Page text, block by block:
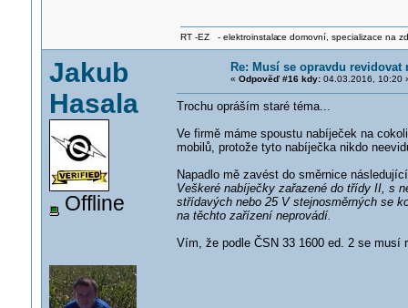
RT -EZ - elektroinstalace domovní, specializace na
Jakub
Hasala
Offline
Re: Musí se opravdu revidovat
« Odpověď #16 kdy:04.03.2016, 10:20
Trochu opráším staré téma...
Ve firmě máme spoustu nabíječek na
mobilů, protože tyto nabíječka nikdo
Napadlo mě zavést do směrnice
Veškeré nabíječky zařazené do třídy II, s
střídavých nebo 25 V stejnosměrných se
na těchto zařízení neprovádí.
Vím, že podle ČSN 33 1600 ed. 2 se